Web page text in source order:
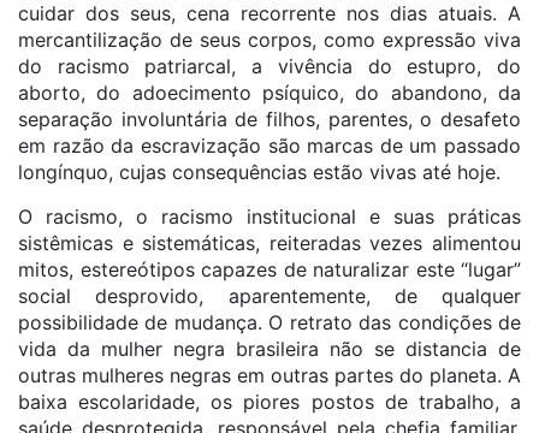
cuidar dos seus, cena recorrente nos dias atuais. A
mercantilização de seus corpos, como expressão viva
do racismo patriarcal, a vivência do estupro, do
aborto, do adoecimento psíquico, do abandono, da
separação involuntária de filhos, parentes, o desafeto
em razão da escravização são marcas de um passado
longínquo, cujas consequências estão vivas até hoje.
O racismo, o racismo institucional e suas práticas
sistêmicas e sistemáticas, reiteradas vezes alimentou
mitos, estereótipos capazes de naturalizar este “lugar”
social desprovido, aparentemente, de qualquer
possibilidade de mudança. O retrato das condições de
vida da mulher negra brasileira não se distancia de
outras mulheres negras em outras partes do planeta. A
baixa escolaridade, os piores postos de trabalho, a
saúde desprotegida, responsável pela chefia familiar,